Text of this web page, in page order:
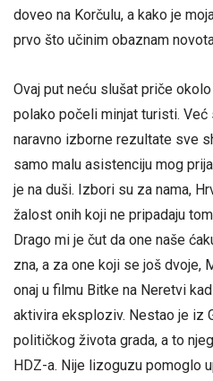
doveo na Korčulu, a kako je
prvo što učinim obaznam
Ovaj put neću slušat priče
polako počeli minjat turisti. Već
naravno izborne rezultate sve
samo malu asistenciju mog
je na duši. Izbori su za nama,
žalost onih koji ne pripadaju
Drago mi je čut da one naše
zna, a za one koji se još dvoje,
onaj u filmu Bitke na Neretvi
aktivira eksploziv. Nestao je iz
političkog života grada, a to
HDZ-a. Nije lizoguzu pomoglo